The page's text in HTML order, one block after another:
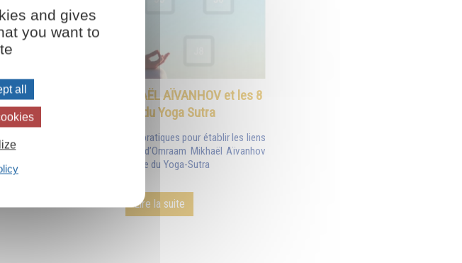
OMRAAM MIKHAËL AÏVANHOV et les 8
étapes du Yoga Sutra
NOUVEAU ! 8 étapes pratiques pour établir les liens
entre l’enseignement d’Omraam Mikhaël Aïvanhov
et la tradition millénaire du Yoga-Sutra
Lire la suite
and gives
you want to
all